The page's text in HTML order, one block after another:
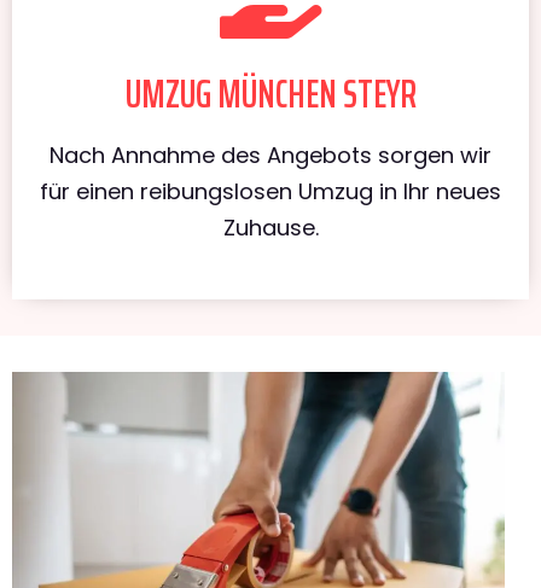
UMZUG MÜNCHEN STEYR
Nach Annahme des Angebots sorgen wir
für einen reibungslosen Umzug in Ihr neues
Zuhause.